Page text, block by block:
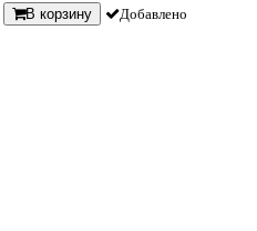
В корзину Добавлено